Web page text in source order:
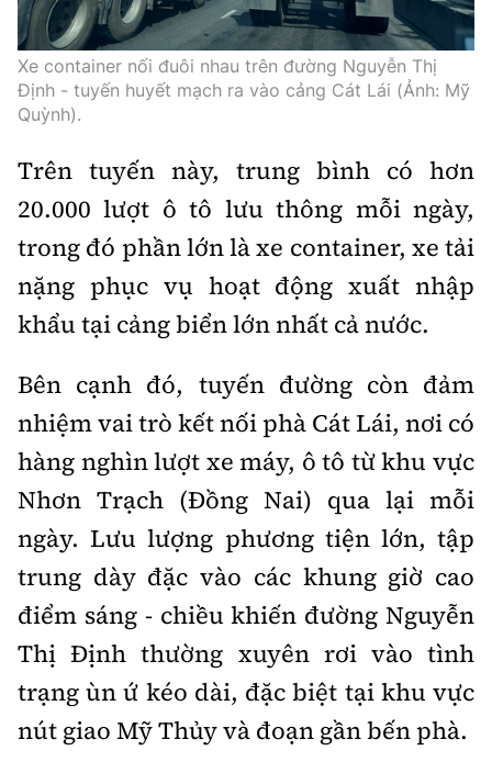
Xe container nối đuôi nhau trên đường Nguyễn Thị
Định - tuyến huyết mạch ra vào cảng Cát Lái (Ảnh: Mỹ
Quỳnh).
Trên tuyến này, trung bình có hơn
20.000 lượt ô tô lưu thông mỗi ngày,
trong đó phần lớn là xe container, xe tải
nặng phục vụ hoạt động xuất nhập
khẩu tại cảng biển lớn nhất cả nước.
Bên cạnh đó, tuyến đường còn đảm
nhiệm vai trò kết nối phà Cát Lái, nơi có
hàng nghìn lượt xe máy, ô tô từ khu vực
Nhơn Trạch (Đồng Nai) qua lại mỗi
ngày. Lưu lượng phương tiện lớn, tập
trung dày đặc vào các khung giờ cao
điểm sáng - chiều khiến đường Nguyễn
Thị Định thường xuyên rơi vào tình
trạng ùn ứ kéo dài, đặc biệt tại khu vực
nút giao Mỹ Thủy và đoạn gần bến phà.